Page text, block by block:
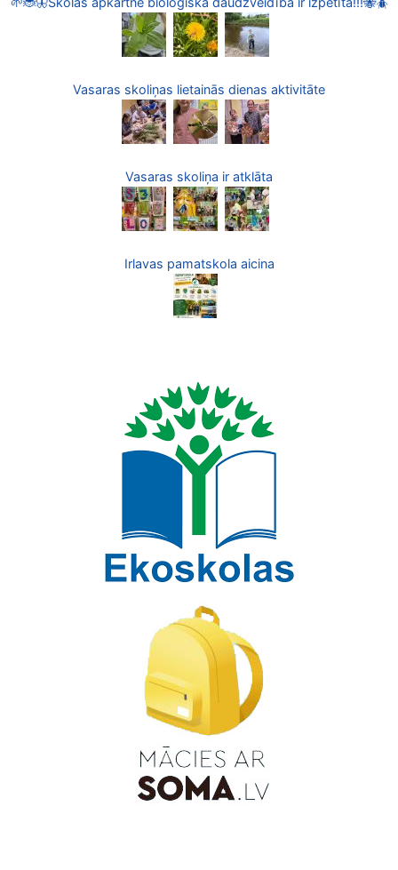
Vasaras skoliņas lietainās dienas aktivitāte
Vasaras skoliņa ir atklāta
Irlavas pamatskola aicina